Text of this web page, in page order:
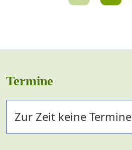
Termine
Zur Zeit keine Termine